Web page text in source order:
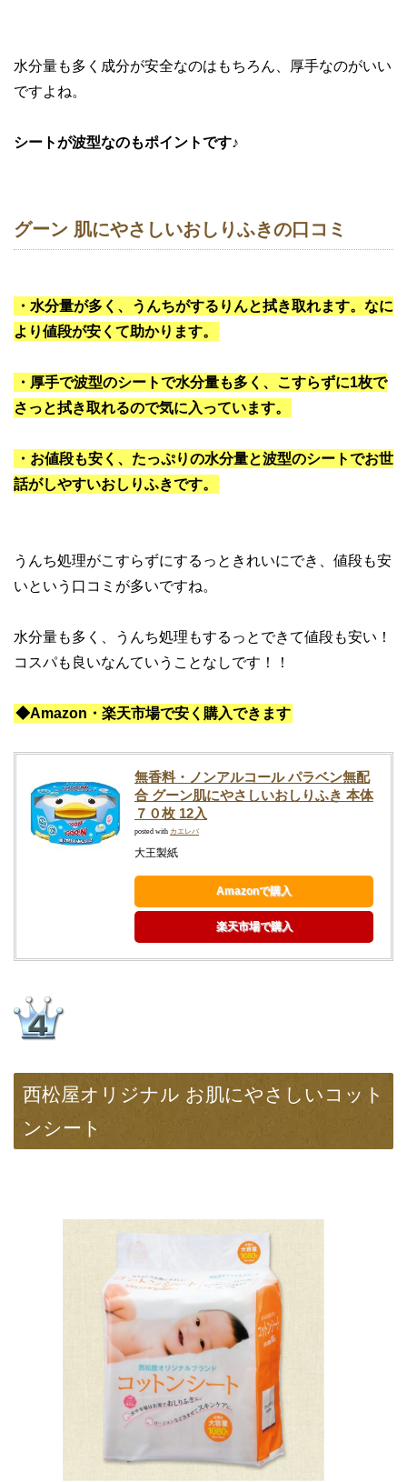
水分量も多く成分が安全なのはもちろん、厚手なのがいい
ですよね。
シートが波型なのもポイントです♪
グーン 肌にやさしいおしりふきの口コミ
・水分量が多く、うんちがするりんと拭き取れます。なに
より値段が安くて助かります。
・厚手で波型のシートで水分量も多く、こすらずに1枚で
さっと拭き取れるので気に入っています。
・お値段も安く、たっぷりの水分量と波型のシートでお世
話がしやすいおしりふきです。
うんち処理がこすらずにするっときれいにでき、値段も安
いという口コミが多いですね。
水分量も多く、うんち処理もするっとできて値段も安い！
コスパも良いなんていうことなしです！！
◆Amazon・楽天市場で安く購入できます
無香料・ノンアルコール パラベン無配
合 グーン肌にやさしいおしりふき 本体
７０枚 12入
posted with カエレバ
大王製紙
Amazonで購入
楽天市場で購入
西松屋オリジナル お肌にやさしいコット
ンシート